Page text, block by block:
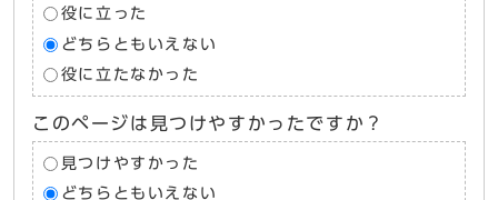
役に立った
どちらともいえない
役に立たなかった
このページは見つけやすかったですか？
見つけやすかった
どちらともいえない